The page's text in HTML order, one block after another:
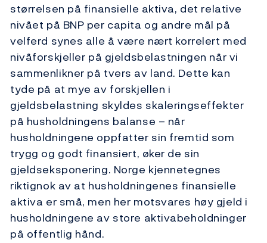
størrelsen på finansielle aktiva, det relative
nivået på BNP per capita og andre mål på
velferd synes alle å være nært korrelert med
nivåforskjeller på gjeldsbelastningen når vi
sammenlikner på tvers av land. Dette kan
tyde på at mye av forskjellen i
gjeldsbelastning skyldes skaleringseffekter
på husholdningens balanse – når
husholdningene oppfatter sin fremtid som
trygg og godt finansiert, øker de sin
gjeldseksponering. Norge kjennetegnes
riktignok av at husholdningenes finansielle
aktiva er små, men her motsvares høy gjeld i
husholdningene av store aktivabeholdninger
på offentlig hånd.